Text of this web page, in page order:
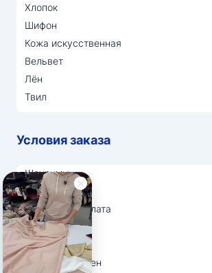
Хлопок
Шифон
Кожа искусственная
Вельвет
Лён
Твил
Условия заказа
Шоурумы
Отзывы
Доставка и оплата
О нас
Вопрос-ответ
Возврат и обмен